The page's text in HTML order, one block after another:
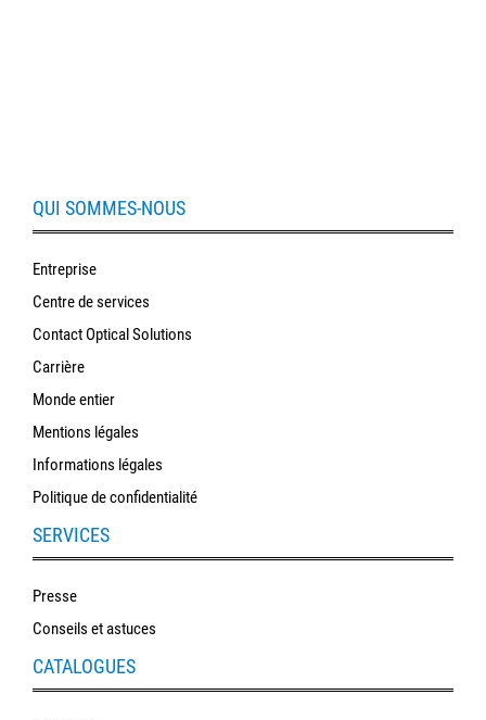
QUI SOMMES-NOUS
Entreprise
Centre de services
Contact Optical Solutions
Carrière
Monde entier
Mentions légales
Informations légales
Politique de confidentialité
SERVICES
Presse
Conseils et astuces
CATALOGUES